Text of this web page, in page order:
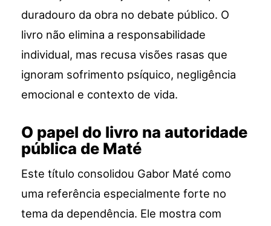
duradouro da obra no debate público. O
livro não elimina a responsabilidade
individual, mas recusa visões rasas que
ignoram sofrimento psíquico, negligência
emocional e contexto de vida.
O papel do livro na autoridade
pública de Maté
Este título consolidou Gabor Maté como
uma referência especialmente forte no
tema da dependência. Ele mostra com